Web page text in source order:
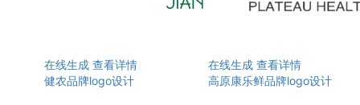
在线生成 查看详情
健农品牌logo设计
在线生成 查看详情
高原康乐鲜品牌logo设计